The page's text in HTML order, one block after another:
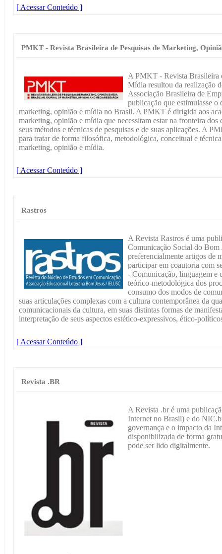
[ Acessar Conteúdo ]
PMKT - Revista Brasileira de Pesquisas de Marketing,
A PMKT - Revista Brasileira
Mídia resultou da realização
Associação Brasileira de
publicação que estimulasse o
marketing, opinião e mídia no Brasil. A PMKT é dirigida aos
marketing, opinião e mídia que necessitam estar na fronteira dos
seus métodos e técnicas de pesquisas e de suas aplicações. A
para tratar de forma filosófica, metodológica, conceitual e técnica
marketing, opinião e mídia.
[ Acessar Conteúdo ]
Rastros
A Revista Rastros é uma
Comunicação Social do Bom
preferencialmente artigos de
participar em coautoria com
- Comunicação, linguagem e
teórico-metodológica dos
consumo dos modos de
suas articulações complexas com a cultura contemporânea da
comunicacionais da cultura, em suas distintas formas de
interpretação de seus aspectos estético-expressivos, ético-
[ Acessar Conteúdo ]
Revista .BR
A Revista .br é uma
Internet no Brasil) e do
governança e o impacto da
disponibilizada de forma
pode ser lido digitalmente.